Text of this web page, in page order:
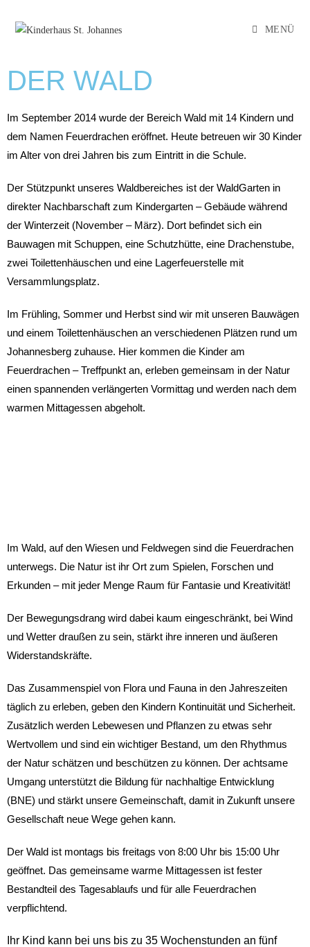
MENÜ
DER WALD
Im September 2014 wurde der Bereich Wald mit 14 Kindern und
dem Namen Feuerdrachen eröffnet. Heute betreuen wir 30 Kinder
im Alter von drei Jahren bis zum Eintritt in die Schule.
Der Stützpunkt unseres Waldbereiches ist der WaldGarten in
direkter Nachbarschaft zum Kindergarten – Gebäude während
der Winterzeit (November – März). Dort befindet sich ein
Bauwagen mit Schuppen, eine Schutzhütte, eine Drachenstube,
zwei Toilettenhäuschen und eine Lagerfeuerstelle mit
Versammlungsplatz.
Im Frühling, Sommer und Herbst sind wir mit unseren Bauwägen
und einem Toilettenhäuschen an verschiedenen Plätzen rund um
Johannesberg zuhause. Hier kommen die Kinder am
Feuerdrachen – Treffpunkt an, erleben gemeinsam in der Natur
einen spannenden verlängerten Vormittag und werden nach dem
warmen Mittagessen abgeholt.
Im Wald, auf den Wiesen und Feldwegen sind die Feuerdrachen
unterwegs. Die Natur ist ihr Ort zum Spielen, Forschen und
Erkunden – mit jeder Menge Raum für Fantasie und Kreativität!
Der Bewegungsdrang wird dabei kaum eingeschränkt, bei Wind
und Wetter draußen zu sein, stärkt ihre inneren und äußeren
Widerstandskräfte.
Das Zusammenspiel von Flora und Fauna in den Jahreszeiten
täglich zu erleben, geben den Kindern Kontinuität und Sicherheit.
Zusätzlich werden Lebewesen und Pflanzen zu etwas sehr
Wertvollem und sind ein wichtiger Bestand, um den Rhythmus
der Natur schätzen und beschützen zu können. Der achtsame
Umgang unterstützt die Bildung für nachhaltige Entwicklung
(BNE) und stärkt unsere Gemeinschaft, damit in Zukunft unsere
Gesellschaft neue Wege gehen kann.
Der Wald ist montags bis freitags von 8:00 Uhr bis 15:00 Uhr
geöffnet. Das gemeinsame warme Mittagessen ist fester
Bestandteil des Tagesablaufs und für alle Feuerdrachen
verpflichtend.
Ihr Kind kann bei uns bis zu 35 Wochenstunden an fünf